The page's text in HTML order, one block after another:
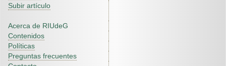
Subir artículo
Acerca de RIUdeG
Contenidos
Políticas
Preguntas frecuentes